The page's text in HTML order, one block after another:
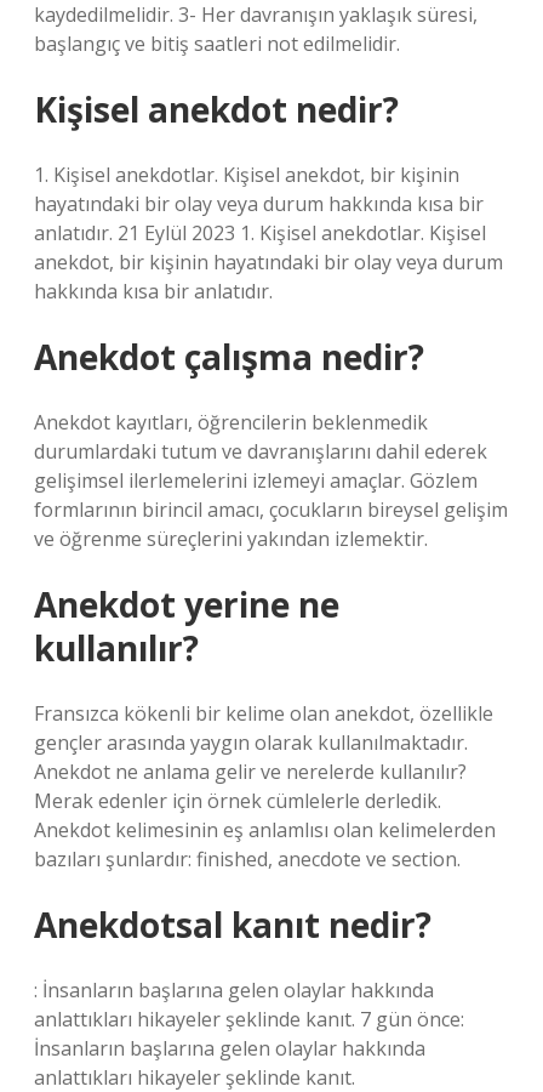
kaydedilmelidir. 3- Her davranışın yaklaşık süresi,
başlangıç ​​ve bitiş saatleri not edilmelidir.
Kişisel anekdot nedir?
1. Kişisel anekdotlar. Kişisel anekdot, bir kişinin
hayatındaki bir olay veya durum hakkında kısa bir
anlatıdır. 21 Eylül 2023 1. Kişisel anekdotlar. Kişisel
anekdot, bir kişinin hayatındaki bir olay veya durum
hakkında kısa bir anlatıdır.
Anekdot çalışma nedir?
Anekdot kayıtları, öğrencilerin beklenmedik
durumlardaki tutum ve davranışlarını dahil ederek
gelişimsel ilerlemelerini izlemeyi amaçlar. Gözlem
formlarının birincil amacı, çocukların bireysel gelişim
ve öğrenme süreçlerini yakından izlemektir.
Anekdot yerine ne
kullanılır?
Fransızca kökenli bir kelime olan anekdot, özellikle
gençler arasında yaygın olarak kullanılmaktadır.
Anekdot ne anlama gelir ve nerelerde kullanılır?
Merak edenler için örnek cümlelerle derledik.
Anekdot kelimesinin eş anlamlısı olan kelimelerden
bazıları şunlardır: finished, anecdote ve section.
Anekdotsal kanıt nedir?
: İnsanların başlarına gelen olaylar hakkında
anlattıkları hikayeler şeklinde kanıt. 7 gün önce:
İnsanların başlarına gelen olaylar hakkında
anlattıkları hikayeler şeklinde kanıt.